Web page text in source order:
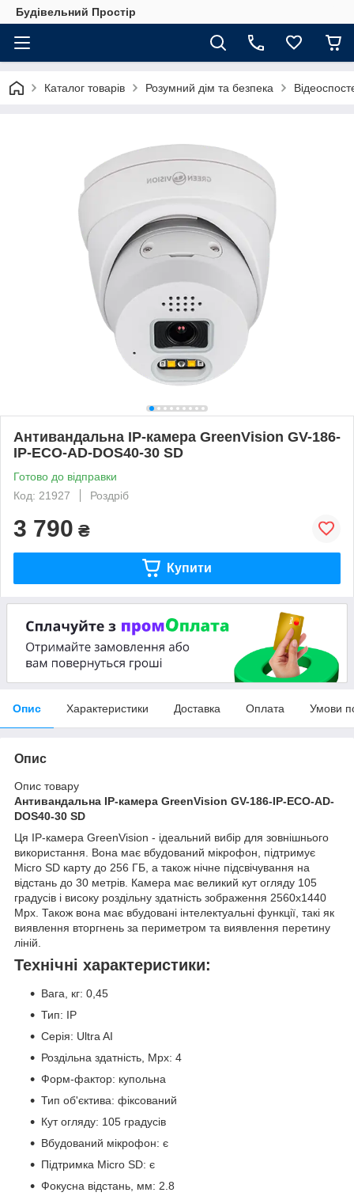
Будівельний Простір
Каталог товарів Розумний дім та безпека
Антивандальна IP-камера GreenVision GV-186-
IP-ECO-AD-DOS40-30 SD
Готово до відправки
Код: 21927
Роздріб
3 790 ₴
Купити
Опис Характеристики Доставка Оплата Умови
Опис
Опис товару
Антивандальна IP-камера GreenVision GV-186-IP-ECO-AD-
DOS40-30 SD
Ця IP-камера GreenVision - ідеальний вибір для зовнішнього
використання. Вона має вбудований мікрофон, підтримує
Micro SD карту до 256 ГБ, а також нічне підсвічування на
відстань до 30 метрів. Камера має великий кут огляду 105
градусів і високу роздільну здатність зображення 2560x1440
Mpx. Також вона має вбудовані інтелектуальні функції, такі як
виявлення вторгнень за периметром та виявлення перетину
ліній.
Технічні характеристики:
Вага, кг: 0,45
Тип: IP
Серія: Ultra AI
Роздільна здатність, Mpx: 4
Форм-фактор: купольна
Тип об'єктива: фіксований
Кут огляду: 105 градусів
Вбудований мікрофон: є
Підтримка Micro SD: є
Фокусна відстань, мм: 2.8